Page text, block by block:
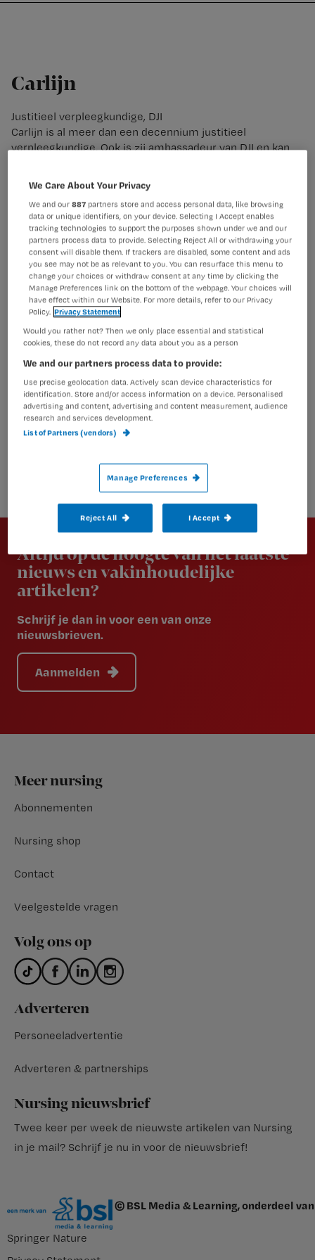
Nursing
Carlijn
Justitieel verpleegkundige, DJI
Carlijn is al meer dan een decennium justitieel
verpleegkundige. Ook is zij ambassadeur van DJI en kan
justitieel verpleegkundige in de gevangenis.
Newsletter
Altijd op de hoogte van het laatste
nieuws en vakinhoudelijke
artikelen?
Schrijf je dan in voor een van onze
nieuwsbrieven.
Aanmelden
Footer
Meer nursing
Abonnementen
Nursing shop
Contact
Veelgestelde vragen
Volg ons op
Adverteren
Personeeladvertentie
Adverteren & partnerships
Nursing nieuwsbrief
Twee keer per week de nieuwste artikelen van Nursing
in je mail? Schrijf je nu in voor de nieuwsbrief!
© BSL Media & Learning, onderdeel van
Springer Nature
We Care About Your Privacy
We and our887 partners store and access personal data, like browsing
data or unique identifiers, on your device. Selecting I Accept enables
tracking technologies to support the purposes shown under we and our
partners process data to provide. Selecting Reject All or withdrawing your
consent will disable them. If trackers are disabled, some content and ads
you see may not be as relevant to you. You can resurface this menu to
change your choices or withdraw consent at any time by clicking the
Manage Preferences link on the bottom of the webpage. Your choices will
have effect within our Website. For more details, refer to our Privacy
Policy. Privacy Statement
Would you rather not? Then we only place essential and statistical
cookies, these do not record any data about you as a person
We and our partners process data to provide:
Use precise geolocation data. Actively scan device characteristics for
identification. Store and/or access information on a device. Personalised
advertising and content, advertising and content measurement, audience
research and services development.
List of Partners (vendors)
Manage Preferences
Reject All I Accept